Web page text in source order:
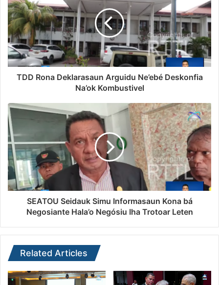
TDD Rona Deklarasaun Arguidu Ne’ebé Deskonfia
Na’ok Kombustivel
SEATOU Seidauk Simu Informasaun Kona bá
Negosiante Hala’o Negósiu Iha Trotoar Leten
Related Articles